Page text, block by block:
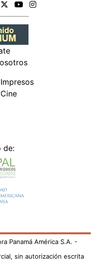
Impresos
Cine
de:
Panamá América S.A. -
sin autorización escrita